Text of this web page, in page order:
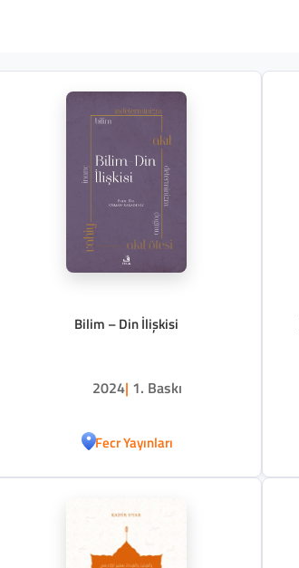
Bilim – Din İlişkisi
2024| 1. Baskı
Fecr Yayınları